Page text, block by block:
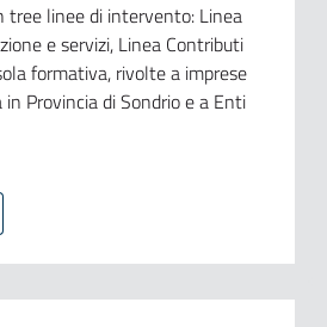
tree linee di intervento: Linea
e servizi, Linea Contributi
formativa, rivolte a imprese
Provincia di Sondrio e a Enti